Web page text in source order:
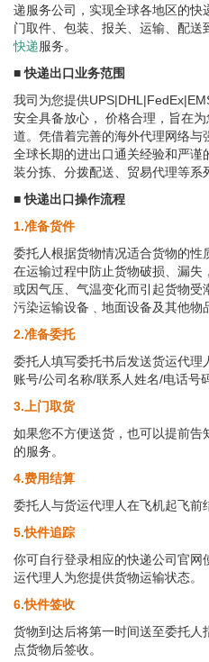
递服务公司，实现全球各地区的快
门取件、包装、报关、运输、配送
快递服务。
■ 快递出口业务范围
我司为您提供
安全具备放心， 价格合理，旨在
道。凭借着完善的海外代理网络
全球长期的进出口通关经验和严
装分拣、分拨配送、贸易代理等系
■ 快递出口操作流程
1.准备货件
委托人根据货物情况适合货物的性
在运输过程中防止货物破损、漏
或因气压、气温变化而引起货物
污染运输设备﹑地面设备及其他物
2.准备委托
委托人填写委托书后发送货运代理
账号/公司名称/联系人姓名/电话号
3.上门取货
如果您不方便送货，也可以提前
的服务。
4.费用结算
委托人与货运代理人在飞机起飞前
5.快件追踪
你可自行登录相应的快递公司官
运代理人为您提供货物运输状态。
6.快件签收
货物到达后将第一时间送至委托
点货物后签收。